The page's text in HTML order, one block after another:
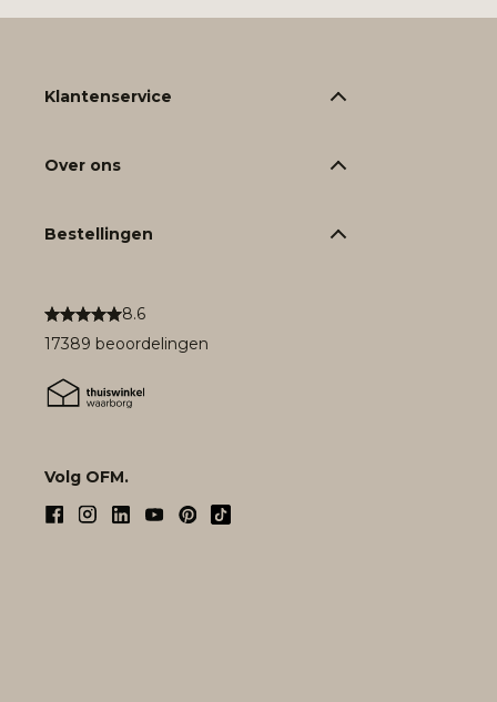
8.6
17389 beoordelingen
Volg OFM.
Klantenservice
Over ons
Bestellingen